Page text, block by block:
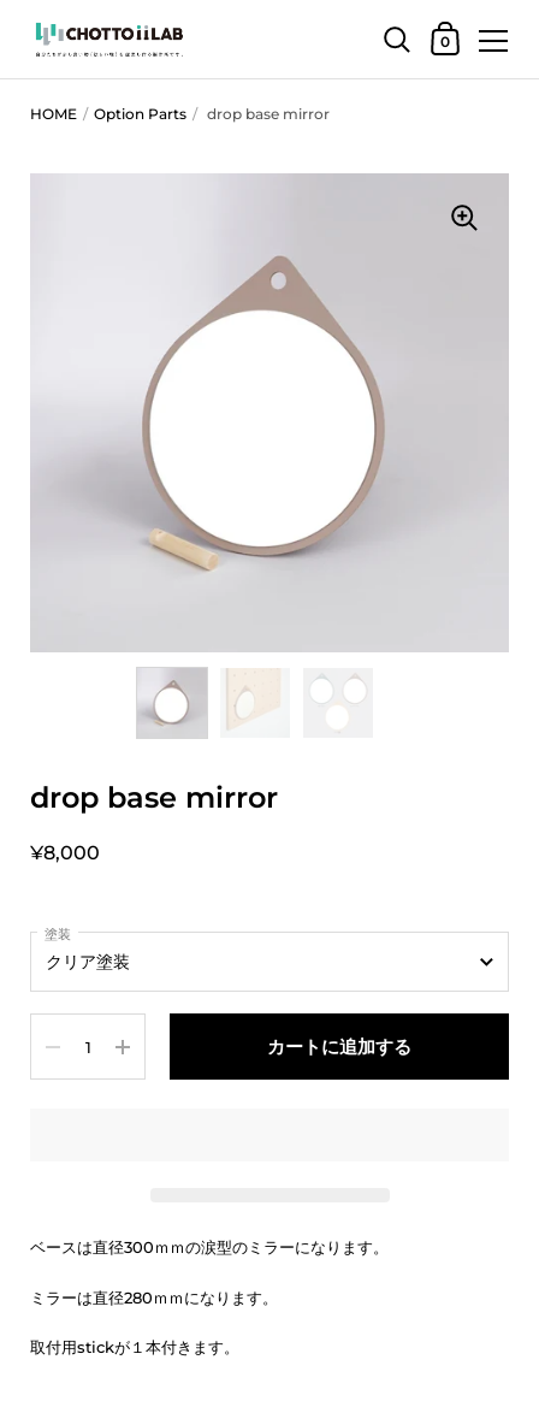
ショッピング
0
HOME / Option Parts / drop base mirror
drop base mirror
¥8,000
塗装
カートに追加する
ベースは直径300ｍｍの涙型のミラーになります。
ミラーは直径280ｍｍになります。
取付用stickが１本付きます。